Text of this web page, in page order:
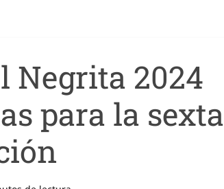
Negrita 2024
para la sexta